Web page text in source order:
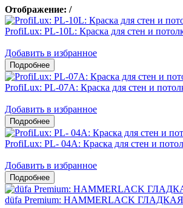
Отображение: /
ProfiLux: PL-10L: Краска для стен и
Добавить в избранное
ProfiLux: PL-07А: Краска для стен и
Добавить в избранное
ProfiLux: PL- 04А: Краска для стен и
Добавить в избранное
düfa Premium: HAMMERLACK ГЛАДКАЯ: